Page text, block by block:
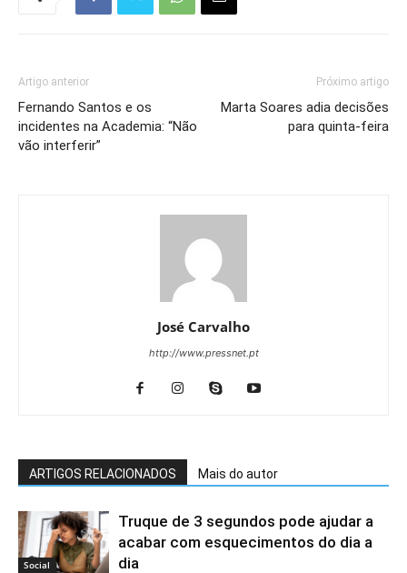
Artigo anterior
Fernando Santos e os
incidentes na Academia: “Não
vão interferir”
Próximo artigo
Marta Soares adia decisões
para quinta-feira
José Carvalho
http://www.pressnet.pt
ARTIGOS RELACIONADOS Mais do autor
Social
Truque de 3 segundos pode ajudar a
acabar com esquecimentos do dia a
dia